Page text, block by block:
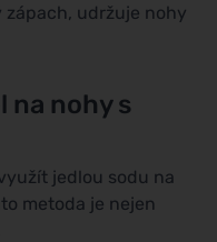
udržuje nohy
na nohy s
jedlou sodu na
metoda je nejen